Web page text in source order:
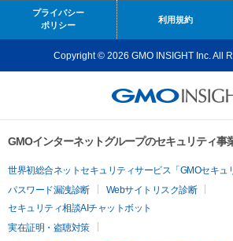
プライバシー
ポリシー
利用規約
Copyright © 2026 GMO INSIGHT Inc. All
GMOインターネットグループのセキュリティ事
世界初総合ネットセキュリティサービス「GMOセキュ
パスワード漏洩診断
Webサイトリスク診断
セキュリティ相談AIチャットボット
実在証明・盗聴対策